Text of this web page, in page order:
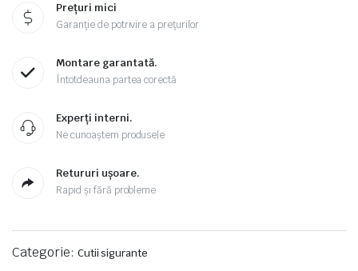
Prețuri mici
Garanție de potrivire a prețurilor
Montare garantată.
Întotdeauna partea corectă
Experți interni.
Ne cunoaștem produsele
Retururi ușoare.
Rapid și fără probleme
Categorie: Cutii sigurante